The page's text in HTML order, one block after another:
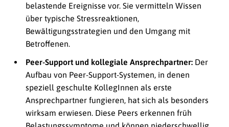
belastende Ereignisse vor. Sie vermitteln Wissen
über typische Stressreaktionen,
Bewältigungsstrategien und den Umgang mit
Betroffenen.
Peer-Support und kollegiale Ansprechpartner: Der
Aufbau von Peer-Support-Systemen, in denen
speziell geschulte KollegInnen als erste
Ansprechpartner fungieren, hat sich als besonders
wirksam erwiesen. Diese Peers erkennen früh